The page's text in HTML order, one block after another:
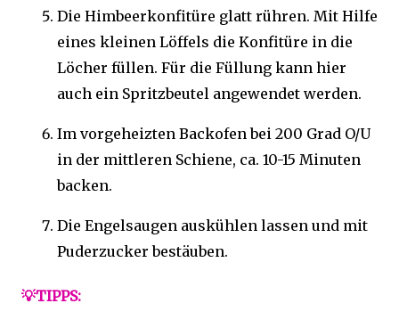
Die Himbeerkonfitüre glatt rühren. Mit Hilfe
eines kleinen Löffels die Konfitüre in die
Löcher füllen. Für die Füllung kann hier
auch ein Spritzbeutel angewendet werden.
Im vorgeheizten Backofen bei 200 Grad O/U
in der mittleren Schiene, ca. 10-15 Minuten
backen.
Die Engelsaugen auskühlen lassen und mit
Puderzucker bestäuben.
💡TIPPS: